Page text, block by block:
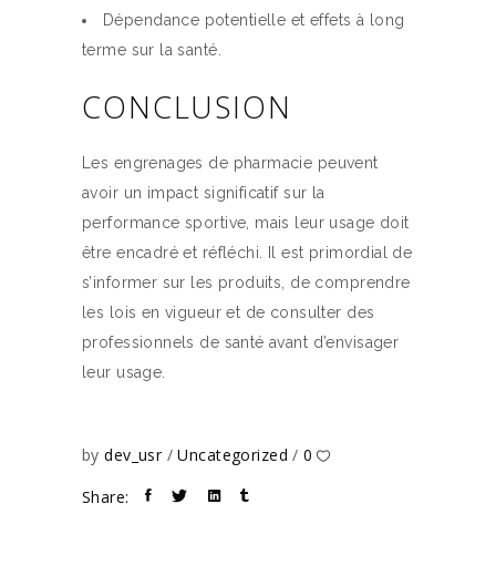
Dépendance potentielle et effets à long
terme sur la santé.
CONCLUSION
Les engrenages de pharmacie peuvent
avoir un impact significatif sur la
performance sportive, mais leur usage doit
être encadré et réfléchi. Il est primordial de
s’informer sur les produits, de comprendre
les lois en vigueur et de consulter des
professionnels de santé avant d’envisager
leur usage.
bydev_usr Uncategorized
0
Share: